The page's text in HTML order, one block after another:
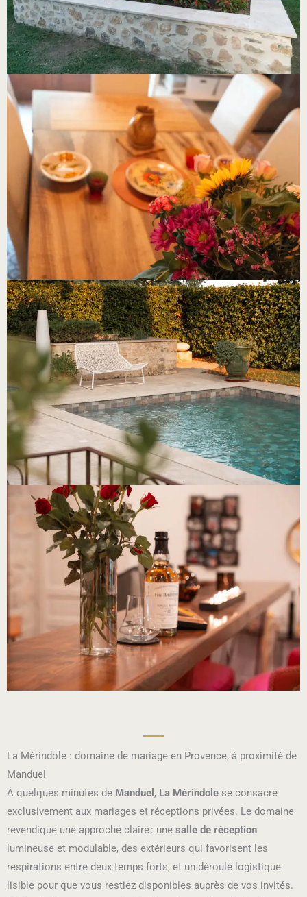
La Mérindole : domaine de mariage en Provence, à proximité de
Manduel
À quelques minutes de Manduel , La Mérindole se consacre
exclusivement aux mariages et réceptions privées. Le domaine
revendique une approche claire : une salle de réception
lumineuse et modulable, des extérieurs qui favorisent les
respirations entre deux temps forts, et un déroulé logistique
lisible pour que vous restiez disponibles auprès de vos invités.